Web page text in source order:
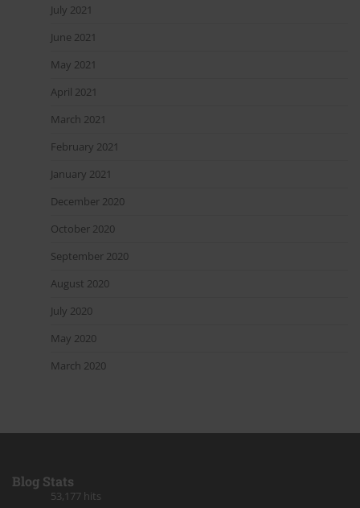
July 2021
June 2021
May 2021
April 2021
March 2021
February 2021
January 2021
December 2020
October 2020
September 2020
August 2020
July 2020
May 2020
March 2020
Blog Stats
53,177 hits